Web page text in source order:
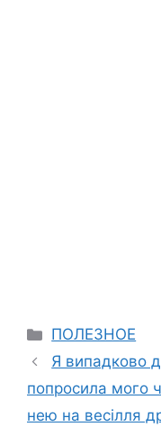
Categories
ПОЛЕЗНОЕ
Я випадково
попросила мого
нею на весілля